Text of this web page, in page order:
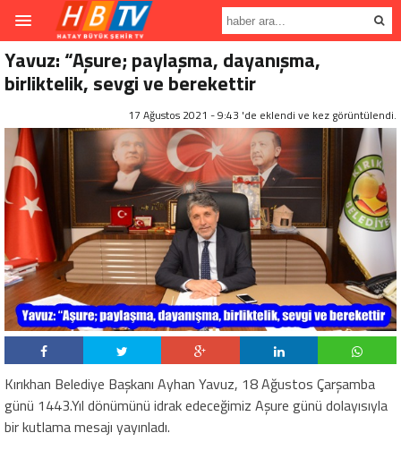
Yavuz: “Aşure; paylaşma, dayanışma,
birliktelik, sevgi ve berekettir
17 Ağustos 2021 - 9:43 'de eklendi ve kez görüntülendi.
Kırıkhan Belediye Başkanı Ayhan Yavuz, 18 Ağustos Çarşamba
günü 1443.Yıl dönümünü idrak edeceğimiz Aşure günü dolayısıyla
bir kutlama mesajı yayınladı.